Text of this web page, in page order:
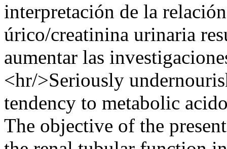
interpretación de la
úrico/creatinina urinaria
aumentar las
<hr/>Seriously
tendency to metabolic
The objective of the